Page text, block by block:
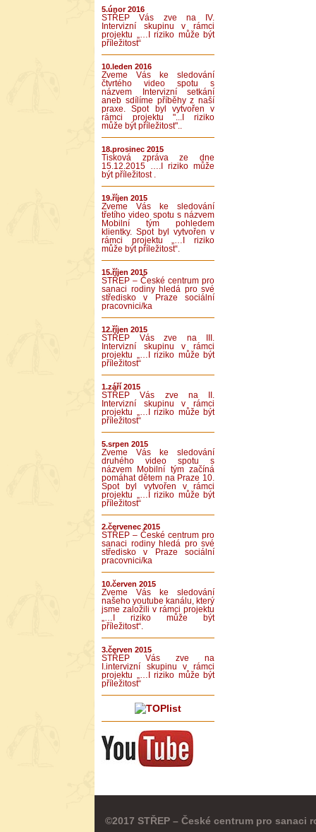
5.únor 2016
STŘEP Vás zve na IV.
Intervizní skupinu v rámci
projektu „…I riziko může být
příležitost“
10.leden 2016
Zveme Vás ke sledování
čtvrtého video spotu s
názvem Intervizní setkání
aneb sdílíme příběhy z naší
praxe. Spot byl vytvořen v
rámci projektu "...I riziko
může být příležitost"..
18.prosinec 2015
Tisková zpráva ze dne
15.12.2015 ….I riziko může
být příležitost .
19.říjen 2015
Zveme Vás ke sledování
třetího video spotu s názvem
Mobilní tým pohledem
klientky. Spot byl vytvořen v
rámci projektu „…I riziko
může být příležitost“.
15.říjen 2015
STŘEP – České centrum pro
sanaci rodiny hledá pro své
středisko v Praze sociální
pracovnici/ka
12.říjen 2015
STŘEP Vás zve na III.
Intervizní skupinu v rámci
projektu „…I riziko může být
příležitost“
1.září 2015
STŘEP Vás zve na II.
Intervizní skupinu v rámci
projektu „…I riziko může být
příležitost“
5.srpen 2015
Zveme Vás ke sledování
druhého video spotu s
názvem Mobilní tým začíná
pomáhat dětem na Praze 10.
Spot byl vytvořen v rámci
projektu „…I riziko může být
příležitost“
2.červenec 2015
STŘEP – České centrum pro
sanaci rodiny hledá pro své
středisko v Praze sociální
pracovnici/ka
10.červen 2015
Zveme Vás ke sledování
našeho youtube kanálu, který
jsme založili v rámci projektu
„…I riziko může být
příležitost“.
3.červen 2015
STŘEP Vás zve na
I.intervizní skupinu v rámci
projektu „…I riziko může být
příležitost“
©2017 STŘEP – České centrum pro sanaci